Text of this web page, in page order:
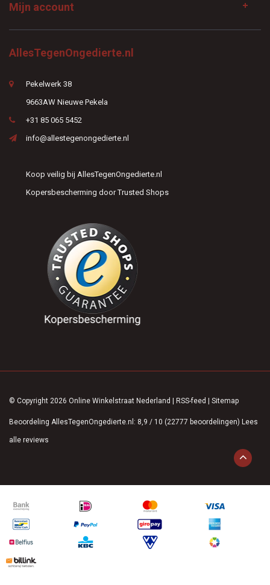
Mijn account
AllesTegenOngedierte.nl
Pekelwerk 38
9663AW Nieuwe Pekela
+31 85 065 5452
info@allestegenongedierte.nl
Koop veilig bij AllesTegenOngedierte.nl
Kopersbescherming door Trusted Shops
© Copyright 2026 Online Winkelstraat Nederland | RSS-feed | Sitemap
Beoordeling AllesTegenOngedierte.nl : 8,9 / 10 (22777 beoordelingen) Lees
alle reviews